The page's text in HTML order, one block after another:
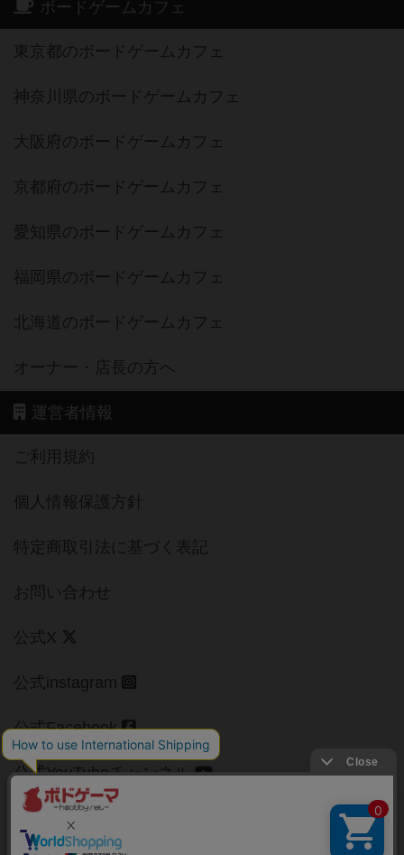
ボードゲームカフェ
東京都のボードゲームカフェ
神奈川県のボードゲームカフェ
大阪府のボードゲームカフェ
京都府のボードゲームカフェ
愛知県のボードゲームカフェ
福岡県のボードゲームカフェ
北海道のボードゲームカフェ
オーナー・店長の方へ
運営者情報
ご利用規約
個人情報保護方針
特定商取引法に基づく表記
お問い合わせ
公式X
公式instagram
公式Facebook
公式YouTubeチャンネル